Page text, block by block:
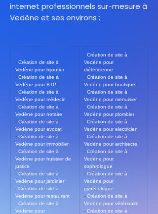
internet professionnels sur-mesure à
Vedène et ses environs :
- Création de site à
Vedène pour bijoutier
- Création de site à
Vedène pour BTP
- Création de site à
Vedène pour médecin
- Création de site à
Vedène pour notaire
- Création de site à
Vedène pour avocat
- Création de site à
Vedène pour immobilier
- Création de site à
Vedène pour huissier de
justice
- Création de site à
Vedène pour jardinier
- Création de site à
Vedène pour restaurant
- Création de site à
Vedène pour
- Création de site à
Vedène pour
diététicienne
- Création de site à
Vedène pour boutique
- Création de site à
Vedène pour menuisier
- Création de site à
Vedène pour plombier
- Création de site à
Vedène pour electricien
- Création de site à
Vedène pour architecte
- Création de site à
Vedène pour
sophrologue
- Création de site à
Vedène pour
gynécologue
- Création de site à
Vedène pour vétérinaire
- Création de site à